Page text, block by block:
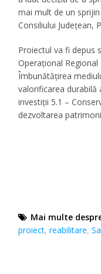
mai mult de un
Consiliului Județean,
Proiectul va fi depus
Operaţional
Îmbunătăţirea
valorificarea
investiţii 5.1 –
dezvoltarea
Mai multe
proiect,reabilitare,